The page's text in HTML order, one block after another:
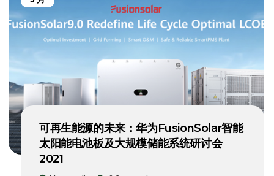
可再生能源的未来：华为FusionSolar智能
太阳能电池板及大规模储能系统研讨会
2021